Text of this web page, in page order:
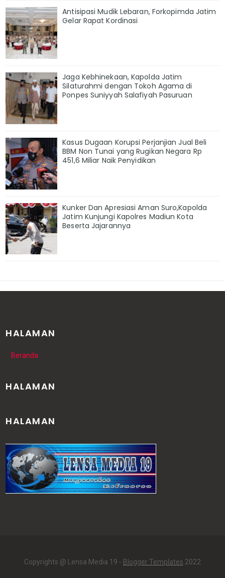
Antisipasi Mudik Lebaran, Forkopimda Jatim
Gelar Rapat Kordinasi
Jaga Kebhinekaan, Kapolda Jatim
Silaturahmi dengan Tokoh Agama di
Ponpes Suniyyah Salafiyah Pasuruan
Kasus Dugaan Korupsi Perjanjian Jual Beli
BBM Non Tunai yang Rugikan Negara Rp
451,6 Miliar Naik Penyidikan
Kunker Dan Apresiasi Aman Suro,Kapolda
Jatim Kunjungi Kapolres Madiun Kota
Beserta Jajarannya
HALAMAN
Beranda
HALAMAN
HALAMAN
Copyrights @ Lensa Media 19 - Blogger Templates 2022